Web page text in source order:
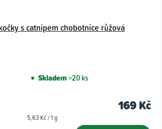
s catnipem chobotnice růžová
Skladem>20 ks
169 Kč
Měrná
5,63 Kč / 1 g